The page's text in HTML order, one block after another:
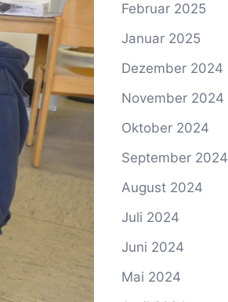
Februar 2025
Januar 2025
Dezember 2024
November 2024
Oktober 2024
September 2024
August 2024
Juli 2024
Juni 2024
Mai 2024